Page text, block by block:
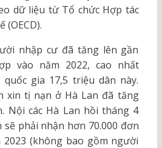
dữ liệu từ Tổ chức Hợp tác
(OECD).
nhập cư đã tăng lên gần
vào năm 2022, cao nhất
gia 17,5 triệu dân này.
xin tị nạn ở Hà Lan đã tăng
Nội các Hà Lan hồi tháng 4
phải nhận hơn 70.000 đơn
(không bao gồm người